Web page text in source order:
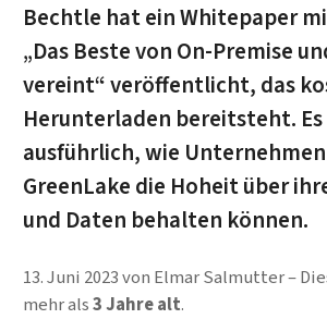
Bechtle hat ein Whitepaper
„Das Beste von On-Premise
vereint“ veröffentlicht, das
Herunterladen bereitsteht.
ausführlich, wie
GreenLake die Hoheit über
und Daten behalten können.
13. Juni 2023von Elmar Salmutter
mehr als3 Jahre alt.